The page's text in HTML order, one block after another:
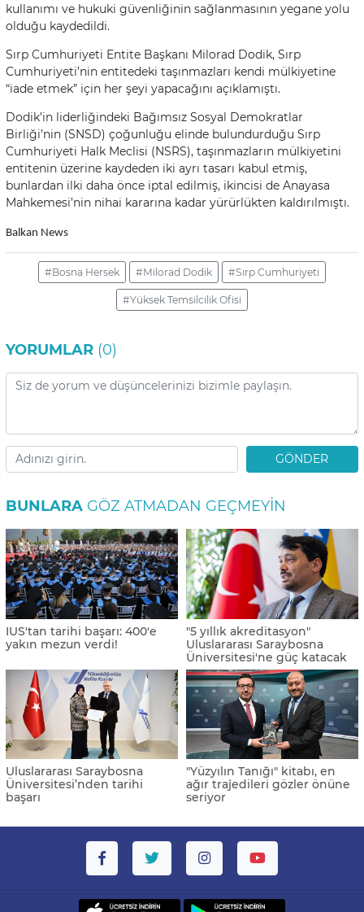
kullanımı ve hukuki güvenliğinin sağlanmasının yegane yolu
olduğu kaydedildi.
Sırp Cumhuriyeti Entite Başkanı Milorad Dodik, Sırp
Cumhuriyeti’nin entitedeki taşınmazları kendi mülkiyetine
“iade etmek” için her şeyi yapacağını açıklamıştı.
Dodik’in liderliğindeki Bağımsız Sosyal Demokratlar
Birliği’nin (SNSD) çoğunluğu elinde bulundurduğu Sırp
Cumhuriyeti Halk Meclisi (NSRS), taşınmazların mülkiyetini
entitenin üzerine kaydeden iki ayrı tasarı kabul etmiş,
bunlardan ilki daha önce iptal edilmiş, ikincisi de Anayasa
Mahkemesi’nin nihai kararına kadar yürürlükten kaldırılmıştı.
Balkan News
#Bosna Hersek #Milorad Dodik #Sırp Cumhuriyeti
#Yüksek Temsilcilik Ofisi
YORUMLAR (0)
GÖNDER
BUNLARA GÖZ ATMADAN GEÇMEYIN
IUS'tan tarihi başarı: 400'e
yakın mezun verdi!
"5 yıllık akreditasyon"
Uluslararası Saraybosna
Üniversitesi'ne güç katacak
Uluslararası Saraybosna
Üniversitesi’nden tarihi
başarı
"Yüzyılın Tanığı" kitabı, en
ağır trajedileri gözler önüne
seriyor